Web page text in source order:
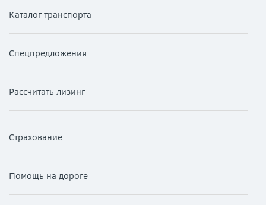
Каталог транспорта
Спецпредложения
Рассчитать лизинг
Страхование
Помощь на дороге